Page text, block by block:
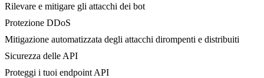
Rilevare e mitigare gli attacchi dei bot
Protezione DDoS
Mitigazione automatizzata degli attacchi dirompenti e distribuiti
Sicurezza delle API
Proteggi i tuoi endpoint API